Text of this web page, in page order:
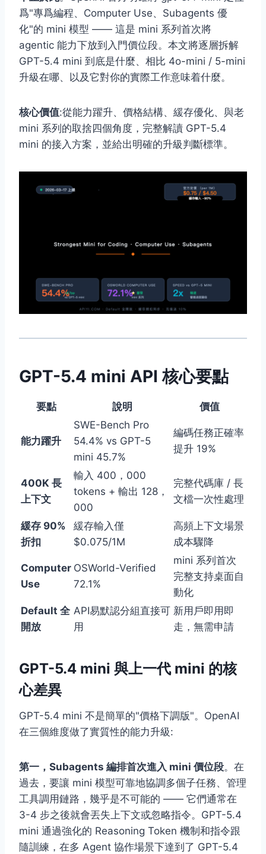
爲"專爲編程、Computer Use、Subagents 優
化"的 mini 模型 —— 這是 mini 系列首次將
agentic 能力下放到入門價位段。本文將逐層拆解
GPT-5.4 mini 到底是什麼、相比 4o-mini / 5-mini
升級在哪、以及它對你的實際工作意味着什麼。
核心價值:從能力躍升、價格結構、緩存優化、與老
mini 系列的取捨四個角度，完整解讀 GPT-5.4
mini 的接入方案，並給出明確的升級判斷標準。
GPT-5.4 mini API 核心要點
要點 說明 價值
能力躍升
SWE-Bench Pro
54.4% vs GPT-5
mini 45.7%
編碼任務正確率
提升 19%
400K 長
上下文
輸入 400，000
tokens + 輸出 128，
000
完整代碼庫 / 長
文檔一次性處理
緩存 90%
折扣
緩存輸入僅
$0.075/1M
高頻上下文場景
成本驟降
Computer
Use
OSWorld-Verified
72.1%
mini 系列首次
完整支持桌面自
動化
Default 全
開放
API易默認分組直接可
用
新用戶即用即
走，無需申請
GPT-5.4 mini 與上一代 mini 的核
心差異
GPT-5.4 mini 不是簡單的"價格下調版"。OpenAI
在三個維度做了實質性的能力升級:
第一，Subagents 編排首次進入 mini 價位段。在
過去，要讓 mini 模型可靠地協調多個子任務、管理
工具調用鏈路，幾乎是不可能的 —— 它們通常在
3-4 步之後就會丟失上下文或忽略指令。GPT-5.4
mini 通過強化的 Reasoning Token 機制和指令跟
隨訓練，在多 Agent 協作場景下達到了 GPT-5.4